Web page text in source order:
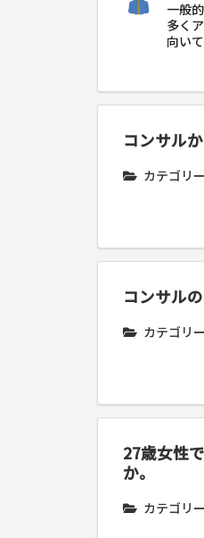
一般
多く
向い
コンサル
カテゴリ
コンサル
カテゴリ
27歳女性
か。
カテゴリ